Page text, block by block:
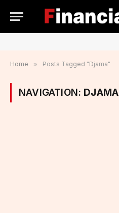
Home » Posts Tagged "Djama"
NAVIGATION: DJAMA